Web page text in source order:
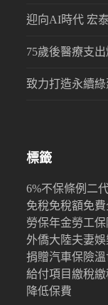
迎向AI時代 宏
75歲後醫療支
致力打造永續
標籤
6%不保條例 二
免稅免稅額免費
勞保年金勞工
外僑大陸夫妻
捐贈汽車保險
給付項目繳稅
降低保費